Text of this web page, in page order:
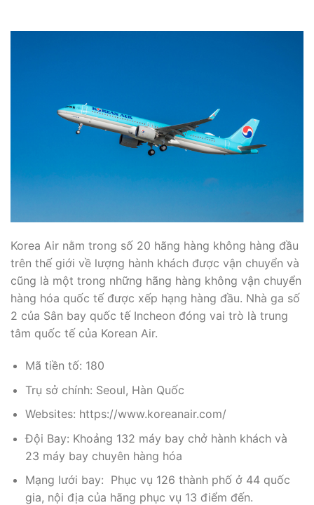
Korea Air nằm trong số 20 hãng hàng không hàng đầu
trên thế giới về lượng hành khách được vận chuyển và
cũng là một trong những hãng hàng không vận chuyển
hàng hóa quốc tế được xếp hạng hàng đầu. Nhà ga số
2 của Sân bay quốc tế Incheon đóng vai trò là trung
tâm quốc tế của Korean Air.
Mã tiền tố: 180
Trụ sở chính: Seoul, Hàn Quốc
Websites: https://www.koreanair.com/
Đội Bay: Khoảng 132 máy bay chở hành khách và
23 máy bay chuyên hàng hóa
Mạng lưới bay: Phục vụ 126 thành phố ở 44 quốc
gia, nội địa của hãng phục vụ 13 điểm đến.